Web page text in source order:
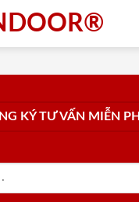
KÝ TƯ VẤN MIỄN PHÍ